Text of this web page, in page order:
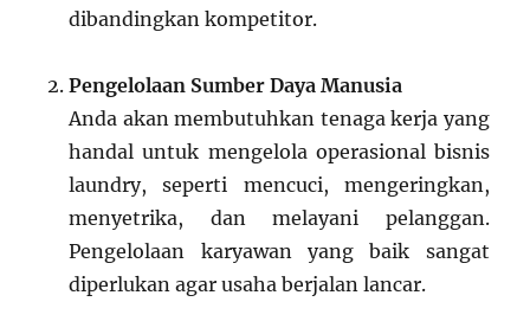
dibandingkan kompetitor.
Pengelolaan Sumber Daya Manusia
Anda akan membutuhkan tenaga kerja yang
handal untuk mengelola operasional bisnis
laundry, seperti mencuci, mengeringkan,
menyetrika, dan melayani pelanggan.
Pengelolaan karyawan yang baik sangat
diperlukan agar usaha berjalan lancar.